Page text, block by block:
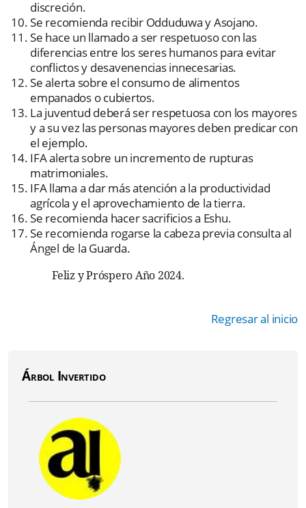
discreción.
Se recomienda recibir Odduduwa y Asojano.
Se hace un llamado a ser respetuoso con las
diferencias entre los seres humanos para evitar
conflictos y desavenencias innecesarias.
Se alerta sobre el consumo de alimentos
empanados o cubiertos.
La juventud deberá ser respetuosa con los mayores
y a su vez las personas mayores deben predicar con
el ejemplo.
IFA alerta sobre un incremento de rupturas
matrimoniales.
IFA llama a dar más atención a la productividad
agrícola y el aprovechamiento de la tierra.
Se recomienda hacer sacrificios a Eshu.
Se recomienda rogarse la cabeza previa consulta al
Ángel de la Guarda.
Feliz y Próspero Año 2024.
Regresar al inicio
Árbol Invertido